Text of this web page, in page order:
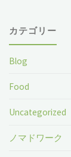
カテゴリー
Blog
Food
Uncategorized
ノマドワーク